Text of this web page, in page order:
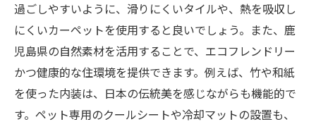
ペットが自由に出入りできる専用ドア
ペット用フェンスとゲートの設置方法
ペットと一緒に楽しむアクティビティスペー
ス
鹿児島県の家をペットフレンドリーにするリフ
ォームの秘訣
過ごしやすいように、滑りにくいタイルや、熱を吸収し
にくいカーペットを使用すると良いでしょう。また、鹿
児島県の自然素材を活用することで、エコフレンドリー
かつ健康的な住環境を提供できます。例えば、竹や和紙
を使った内装は、日本の伝統美を感じながらも機能的で
す。ペット専用のクールシートや冷却マットの設置も、